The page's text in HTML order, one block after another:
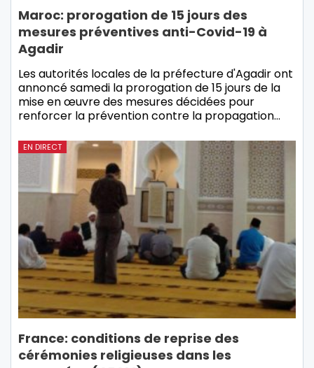
Maroc: prorogation de 15 jours des
mesures préventives anti-Covid-19 à
Agadir
Les autorités locales de la préfecture d'Agadir ont
annoncé samedi la prorogation de 15 jours de la
mise en œuvre des mesures décidées pour
renforcer la prévention contre la propagation…
EN DIRECT
France: conditions de reprise des
cérémonies religieuses dans les